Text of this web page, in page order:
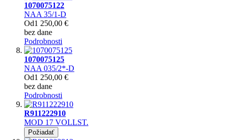
1070075122
NAA 35/1-D
Od1 250,00 €
bez dane
Podrobnosti
1070075125
NAA 035/2*-D
Od1 250,00 €
bez dane
Podrobnosti
R911222910
MOD 17 VOLLST.
Požiadať